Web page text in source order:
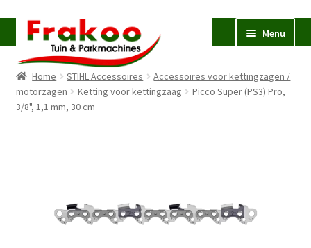
Ga
door
naar
navigatie
Ga
naar
de
inhoud
Menu
Homepage
Verkoop en Reparatie
Contact
Home STIHL Accessoires
Accessoires voor kettingzagen /
motorzagen
Ketting voor kettingzaag
Picco Super (PS3) Pro,
3/8", 1,1 mm, 30 cm